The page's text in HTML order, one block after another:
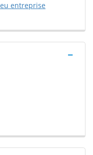
entreprise